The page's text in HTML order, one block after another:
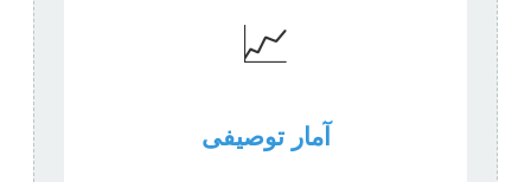
📈
آمار توصیفی